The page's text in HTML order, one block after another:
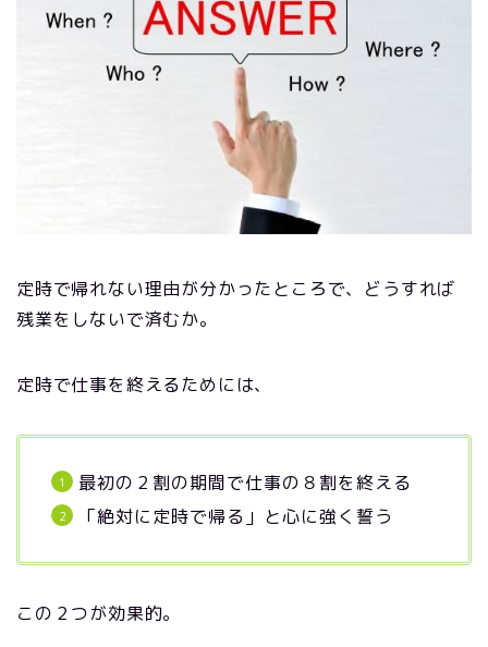
定時で帰れない理由が分かったところで、どうすれば
残業をしないで済むか。
定時で仕事を終えるためには、
最初の２割の期間で仕事の８割を終える
「絶対に定時で帰る」と心に強く誓う
この２つが効果的。